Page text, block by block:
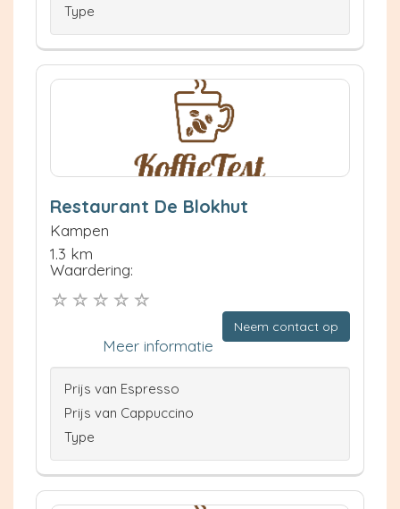
Type
Restaurant De Blokhut
Kampen
1.3 km
Waardering:
Neem contact op
Meer informatie
Prijs van Espresso
Prijs van Cappuccino
Type